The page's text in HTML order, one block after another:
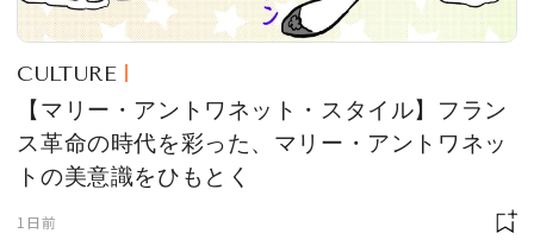
CULTURE
【マリー・アントワネット・スタイル】フラン
ス革命の時代を彩った、マリー・アントワネッ
トの美意識をひもとく
1日前